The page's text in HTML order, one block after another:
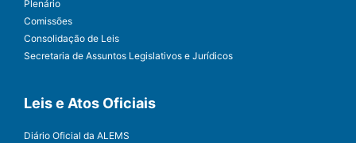
Plenário
Comissões
Consolidação de Leis
Secretaria de Assuntos Legislativos e Jurídicos
Leis e Atos Oficiais
Diário Oficial da ALEMS